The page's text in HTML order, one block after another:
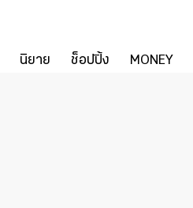
นิยาย ช็อปปิ้ง MONEY